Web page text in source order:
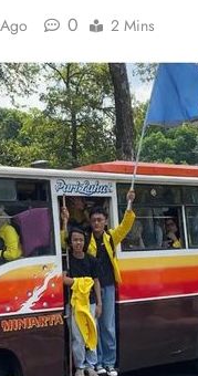
0 2 Mins